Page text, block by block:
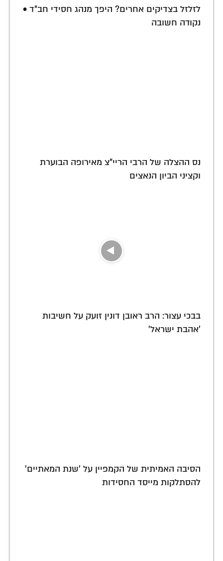
לזלזל בצדיקים אחרים? היפך מנהג חסידי חב"ד •
נקודה חשובה
נס ההצלה של הרבי הריי"צ מאירופה הבוערת
וקציני הביון הנאצים
בבכי עצור: הרב ראובן דונין זועק על חשיבות
'אהבת ישראל'
הסיבה האמיתית של הקמפיין על 'שנת המאתיים'
להסתלקות מייסד החסידות